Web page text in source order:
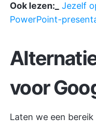
Ook lezen:_
Jezelf
PowerPoint-
voor
Laten we een